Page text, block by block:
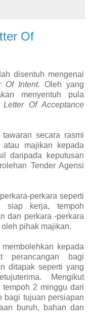
Of
disentuh mengenai
Of Intent. Oleh yang
menyentuh pula
Letter Of Acceptance
secara rasmi
majikan kepada
daripada keputusan
Tender Agensi
perkara seperti
siap kerja, tempoh
dan perkara -perkara
pihak majikan.
kepada
perancangan bagi
ditapak seperti yang
Mengikut
tempoh 2 minggu dari
bagi tujuan persiapan
buruh, bahan dan